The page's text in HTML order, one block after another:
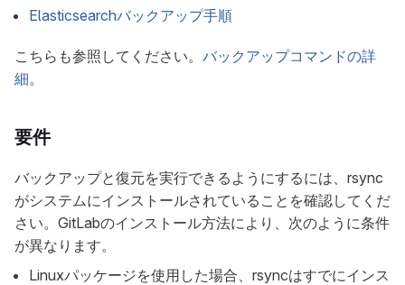
Elasticsearchバックアップ手順
こちらも参照してください。 バックアップコマンドの詳
細。
要件
バックアップと復元を実行できるようにするには、rsync
がシステムにインストールされていることを確認してくだ
さい。GitLabのインストール方法により、次のように条件
が異なります。
Linuxパッケージを使用した場合、rsyncはすでにインス